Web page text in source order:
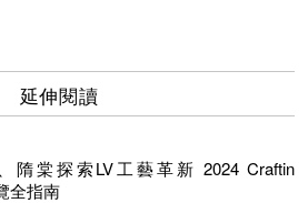
延伸閱讀
隋棠探索LV工藝革新 2024 Craftin
全指南